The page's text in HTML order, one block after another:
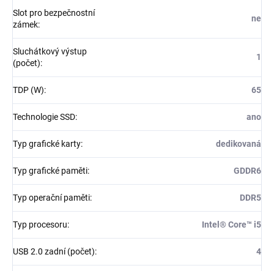
Slot pro bezpečnostní
zámek:
ne
Sluchátkový výstup
(počet):
1
TDP (W): 65
Technologie SSD: ano
Typ grafické karty: dedikovaná
Typ grafické paměti: GDDR6
Typ operační paměti: DDR5
Typ procesoru: Intel® Core™ i5
USB 2.0 zadní (počet): 4